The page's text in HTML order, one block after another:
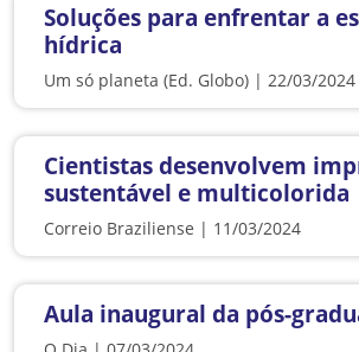
Soluções para enfrentar a
hídrica
Um só planeta (Ed. Globo) | 22/03/2024
Cientistas desenvolvem
sustentável e multicolorida
Correio Braziliense | 11/03/2024
Aula inaugural da pós-